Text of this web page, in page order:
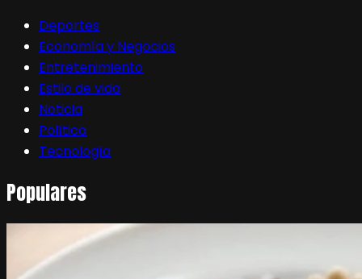
Deportes
Economía y Negocios
Entretenimiento
Estilo de vida
Noticia
Política
Tecnología
Populares